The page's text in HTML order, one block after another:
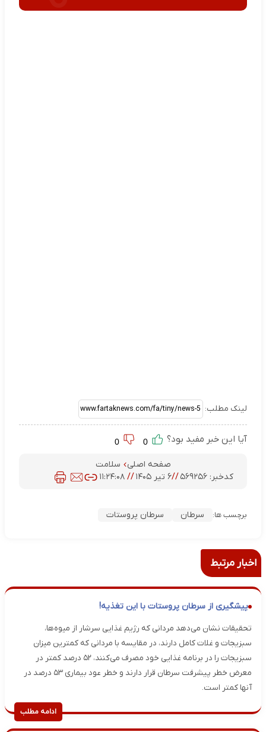
لینک مطلب:
آیا این خبر مفید بود؟
صفحه اصلی
سلامت
کدخبر:۵۶۹۲۵۶ //۶ تیر ۱۴۰۵ //۱۱:۲۴:۰۸
برچسب ها: سرطان سرطان پروستات
اخبار مرتبط
پیشگیری از سرطان پروستات با این تغذیه!
تحقیقات نشان می‌دهد مردانی که رژیم غذایی سرشار از میوه‌ها،
سبزیجات و غلات کامل دارند، در مقایسه با مردانی که کمترین میزان
سبزیجات را در برنامه غذایی خود مصرف می‌کنند، ۵۲ درصد کمتر در
معرض خطر پیشرفت سرطان قرار دارند و خطر عود بیماری ۵۳ درصد در
آنها کمتر است.
ادامه مطلب